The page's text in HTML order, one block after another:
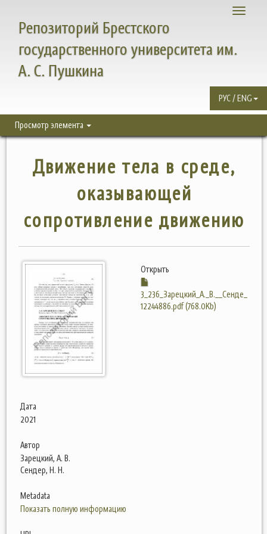
Toggle
Репозиторий Брестского
государственного университета им.
А. С. Пушкина
РУС / ENG
Просмотр элемента
Движение тела в среде,
оказывающей
сопротивление движению
Открыть
3_236_Зарецкий_А._В.__Сенде_
12244886.pdf (768.0Kb)
Дата
2021
Автор
Зарецкий, А. В.
Сендер, Н. Н.
Metadata
Показать полную информацию